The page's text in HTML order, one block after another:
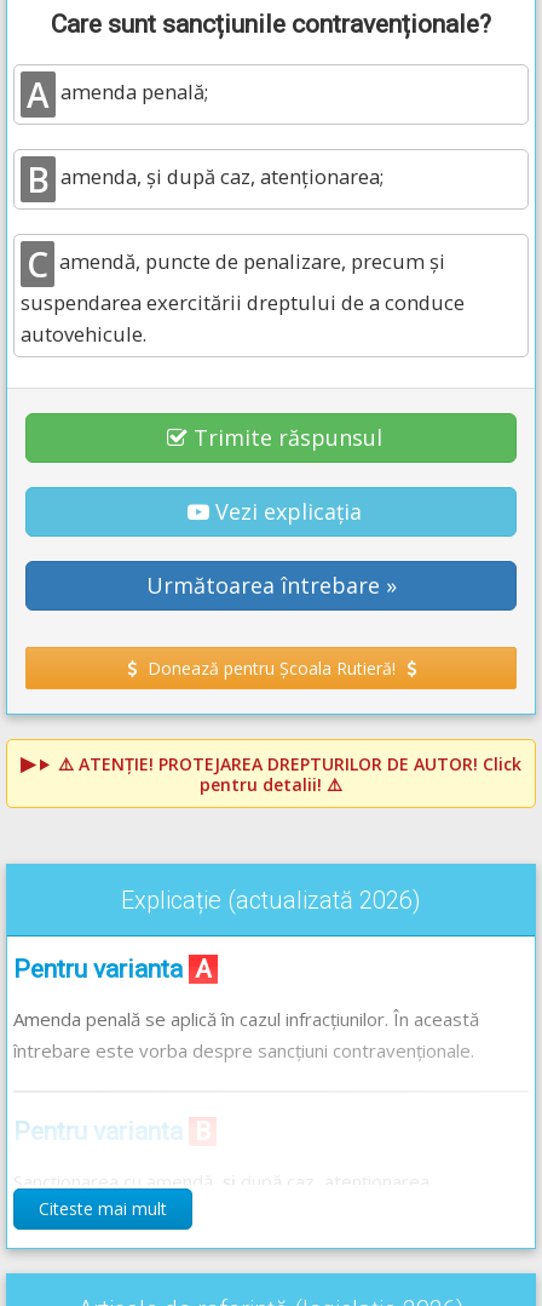
Care sunt sancțiunile contravenționale?
A amenda penală;
B amenda, și după caz, atenționarea;
C amendă, puncte de penalizare, precum și
suspendarea exercitării dreptului de a conduce
autovehicule.
Trimite răspunsul
Vezi explicația
Următoarea întrebare »
Donează pentru Școala Rutieră!
⚠️ ATENȚIE! PROTEJAREA DREPTURILOR DE AUTOR! Click
pentru detalii! ⚠️
Explicație (actualizată 2026)
Pentru varianta A
Amenda penală se aplică în cazul infracțiunilor. În această
întrebare este vorba despre sancțiuni contravenționale.
Pentru varianta B
(avertismentul) nu poate fi aplicată. Ori se aplică amendă ori
se aplică avertisment verbal sau scris. Nu se poate aplica și
avertisment (atenționare) și amendă.
Citeste mai mult